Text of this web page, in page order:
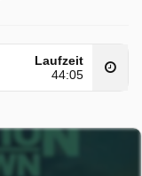
Laufzeit
44:05